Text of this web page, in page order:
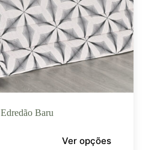
Edredão Baru
Ver opções